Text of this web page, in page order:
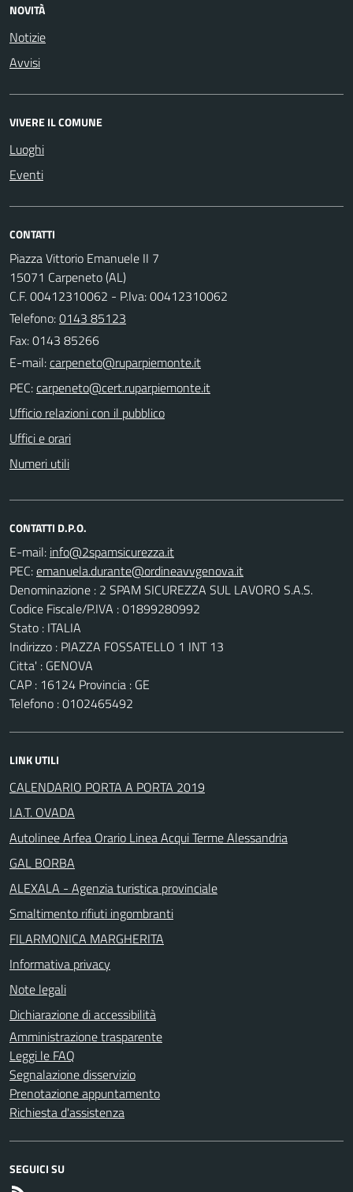
NOVITÀ
Notizie
Avvisi
VIVERE IL COMUNE
Luoghi
Eventi
CONTATTI
Piazza Vittorio Emanuele II 7
15071 Carpeneto (AL)
C.F. 00412310062 - P.Iva: 00412310062
Telefono:0143 85123
Fax: 0143 85266
E-mail:
PEC:
Ufficio relazioni con il pubblico
Uffici e orari
Numeri utili
CONTATTI D.P.O.
E-mail:
PEC:
Denominazione : 2 SPAM SICUREZZA SUL LAVORO S.A.S.
Codice Fiscale/P.IVA : 01899280992
Stato : ITALIA
Indirizzo : PIAZZA FOSSATELLO 1 INT 13
Citta' : GENOVA
CAP : 16124 Provincia : GE
Telefono : 0102465492
LINK UTILI
CALENDARIO PORTA A PORTA 2019
I.A.T. OVADA
Autolinee Arfea Orario Linea Acqui Terme Alessandria
GAL BORBA
ALEXALA - Agenzia turistica provinciale
Smaltimento rifiuti ingombranti
FILARMONICA MARGHERITA
Informativa privacy
Note legali
Dichiarazione di accessibilità
Amministrazione trasparente
Leggi le FAQ
Segnalazione disservizio
Prenotazione appuntamento
Richiesta d'assistenza
SEGUICI SU